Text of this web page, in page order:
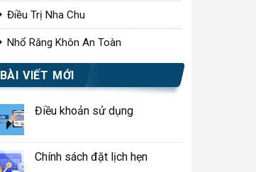
Điều Trị Nha Chu
Nhổ Răng Khôn An Toàn
BÀI VIẾT MỚI
Điều khoản sử dụng
Chính sách đặt lịch hẹn